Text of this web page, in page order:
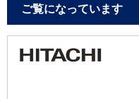
ご覧になっています